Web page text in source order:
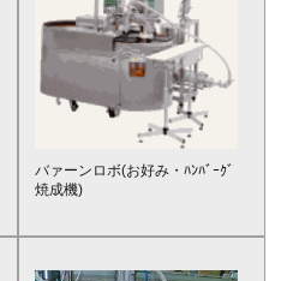
バァーンロボ(お好み・ﾊﾝﾊﾞｰｸﾞ
焼成機)